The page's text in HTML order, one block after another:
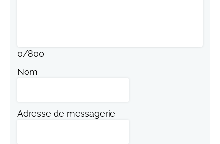
0/800
Nom
Adresse de messagerie